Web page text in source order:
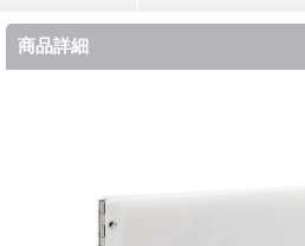
商品詳細